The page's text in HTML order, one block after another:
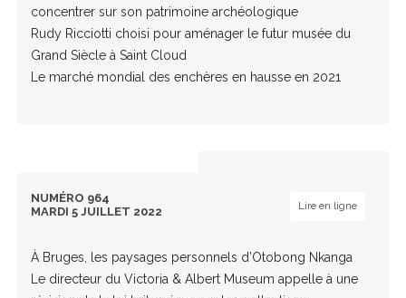
concentrer sur son patrimoine archéologique
Rudy Ricciotti choisi pour aménager le futur musée du
Grand Siècle à Saint Cloud
Le marché mondial des enchères en hausse en 2021
NUMÉRO 964
MARDI 5 JUILLET 2022
Lire en ligne
À Bruges, les paysages personnels d’Otobong Nkanga
Le directeur du Victoria & Albert Museum appelle à une